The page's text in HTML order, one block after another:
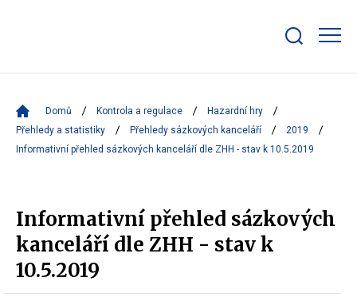
bar
Domů Kontrola a regulace
Hazardní hry
Přehledy a statistiky
Přehledy sázkových kanceláří
2019
Informativní přehled sázkových kanceláří dle ZHH - stav k 10.5.2019
Informativní přehled sázkových
kanceláří dle ZHH - stav k
10.5.2019